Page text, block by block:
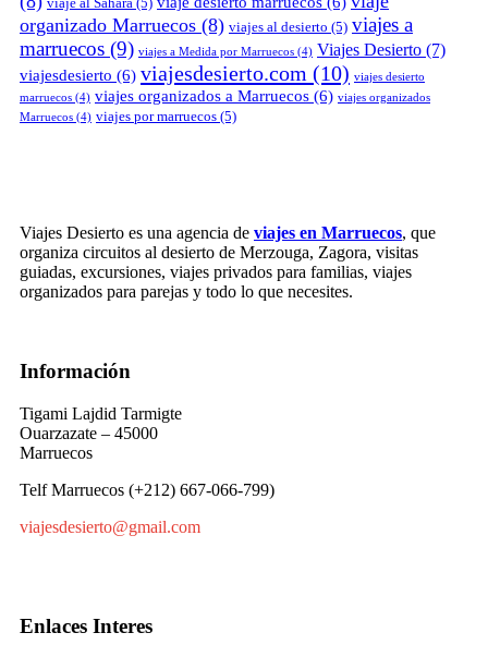
organizado Marruecos (8) viajes al desierto (5) viajes a
marruecos (9) viajes a Medida por Marruecos (4) Viajes Desierto (7)
viajesdesierto (6) viajesdesierto.com (10) viajes desierto
marruecos (4) viajes organizados a Marruecos (6) viajes organizados
Marruecos (4) viajes por marruecos (5)
Viajes Desierto es una agencia de viajes en Marruecos, que
organiza circuitos al desierto de Merzouga, Zagora, visitas
guiadas, excursiones, viajes privados para familias, viajes
organizados para parejas y todo lo que necesites.
Información
Tigami Lajdid Tarmigte
Ouarzazate – 45000
Marruecos
Telf Marruecos (+212) 667-066-799)
viajesdesierto@gmail.com
Enlaces Interes